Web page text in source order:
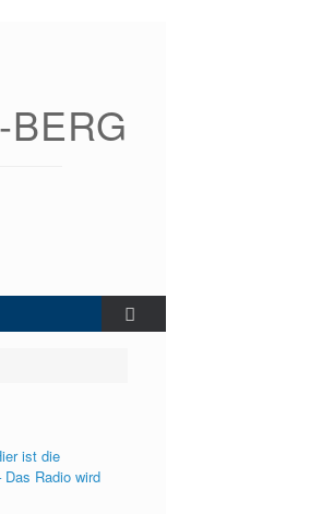
ist die
Das Radio wird